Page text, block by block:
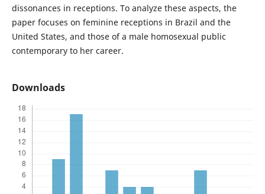
dissonances in receptions. To analyze these aspects, the
paper focuses on feminine receptions in Brazil and the
United States, and those of a male homosexual public
contemporary to her career.
Downloads